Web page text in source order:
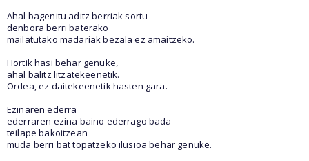
Ahal bagenitu aditz berriak sortu
denbora berri baterako
mailatutako madariak bezala ez amaitzeko.
Hortik hasi behar genuke,
ahal balitz litzatekeenetik.
Ordea, ez daitekeenetik hasten gara.
Ezinaren ederra
ederraren ezina baino ederrago bada
teilape bakoitzean
muda berri bat topatzeko ilusioa behar genuke.